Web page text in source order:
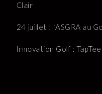
Clair
24 juillet : l’ASGRA au
Innovation Golf :